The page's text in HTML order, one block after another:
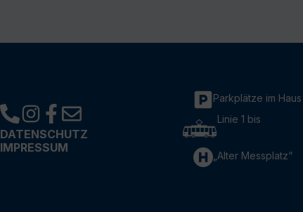
DATENSCHUTZ
IMPRESSUM
Parkplätze im Haus
Linie 1 bis
„Alter Messplatz“